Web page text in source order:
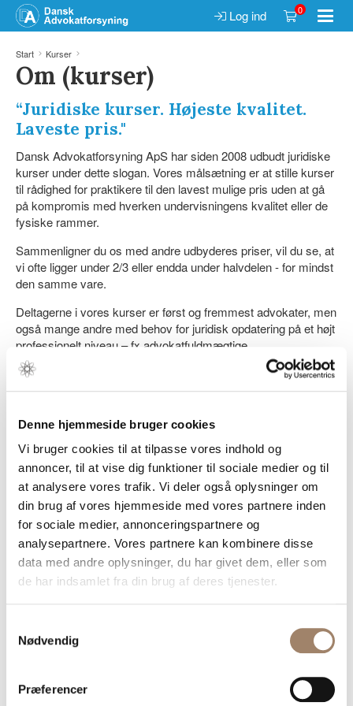
Denne hjemmeside bruger cookies
Vi bruger cookies til at tilpasse vores indhold og
annoncer, til at vise dig funktioner til sociale medier og til
at analysere vores trafik. Vi deler også oplysninger om
din brug af vores hjemmeside med vores partnere inden
for sociale medier, annonceringspartnere og
analysepartnere. Vores partnere kan kombinere disse
data med andre oplysninger, du har givet dem, eller som
de har indsamlet fra din brug af deres tjenester.
Nødvendig
Præferencer
0
Log ind
Start Kurser
Om (kurser)
“Juridiske kurser. Højeste kvalitet.
Laveste pris."
Dansk Advokatforsyning ApS har siden 2008 udbudt juridiske
kurser under dette slogan. Vores målsætning er at stille kurser
til rådighed for praktikere til den lavest mulige pris uden at gå
på kompromis med hverken undervisningens kvalitet eller de
fysiske rammer.
Sammenligner du os med andre udbyderes priser, vil du se, at
vi ofte ligger under 2/3 eller endda under halvdelen - for mindst
den samme vare.
Deltagerne i vores kurser er først og fremmest advokater, men
også mange andre med behov for juridisk opdatering på et højt
professionelt niveau – fx advokatfuldmægtige,
advokatsekretærer, virksomhedsjurister, medarbejdere i stat
og kommune, bank- og finanssektoren, inkassovirksomheder
og ejendomsbranchen.
Før, under og efter kurset
Det følgende gælder normalt for vores kurser. Når
afvigelser forekommer, vil disse altid fremgå af kursets
side her på sitet.
-----------------
Du tilmelder dig et kursus via dette site. Du kan dog
også tilmelde dig ved at sende en mail til
mail@danskadvokatforsyning.dk. Fakturaen modtager
kursusside, hvis du ikke i forvejen har et. På din
adgangskode.